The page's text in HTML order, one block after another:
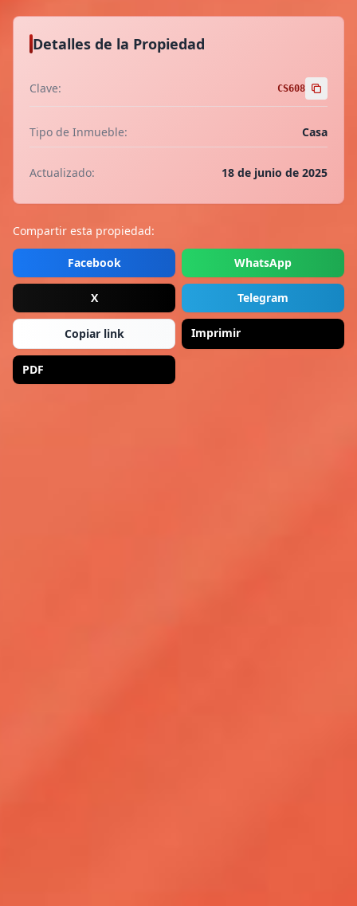
Detalles de la Propiedad
Clave: CS608
Tipo de Inmueble: Casa
Actualizado: 18 de junio de 2025
Compartir esta propiedad:
Facebook WhatsApp
X Telegram
Copiar link Imprimir
PDF